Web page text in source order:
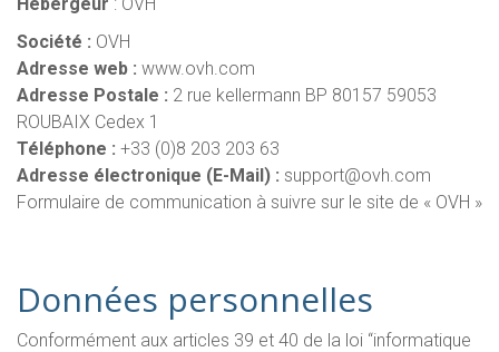
Société : OVH
Adresse web : www.ovh.com
Adresse Postale : 2 rue kellermann BP 80157 59053
ROUBAIX Cedex 1
Téléphone : +33 (0)8 203 203 63
Adresse électronique (E-Mail) : support@ovh.com
Formulaire de communication à suivre sur le site de « OVH »
Données personnelles
Conformément aux articles 39 et 40 de la loi “informatique